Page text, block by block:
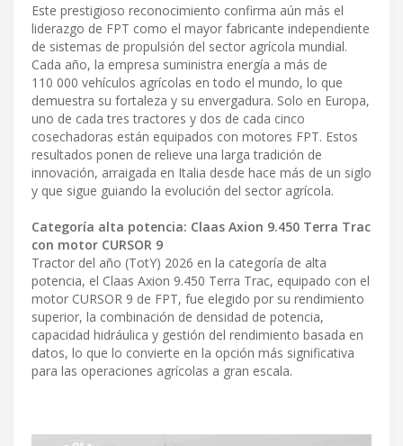
Este prestigioso reconocimiento confirma aún más el
liderazgo de FPT como el mayor fabricante independiente
de sistemas de propulsión del sector agrícola mundial.
Cada año, la empresa suministra energía a más de
110 000 vehículos agrícolas en todo el mundo, lo que
demuestra su fortaleza y su envergadura. Solo en Europa,
uno de cada tres tractores y dos de cada cinco
cosechadoras están equipados con motores FPT. Estos
resultados ponen de relieve una larga tradición de
innovación, arraigada en Italia desde hace más de un siglo
y que sigue guiando la evolución del sector agrícola.
Categoría alta potencia: Claas Axion 9.450 Terra Trac
con motor CURSOR 9
Tractor del año (TotY) 2026 en la categoría de alta
potencia, el Claas Axion 9.450 Terra Trac, equipado con el
motor CURSOR 9 de FPT, fue elegido por su rendimiento
superior, la combinación de densidad de potencia,
capacidad hidráulica y gestión del rendimiento basada en
datos, lo que lo convierte en la opción más significativa
para las operaciones agrícolas a gran escala.